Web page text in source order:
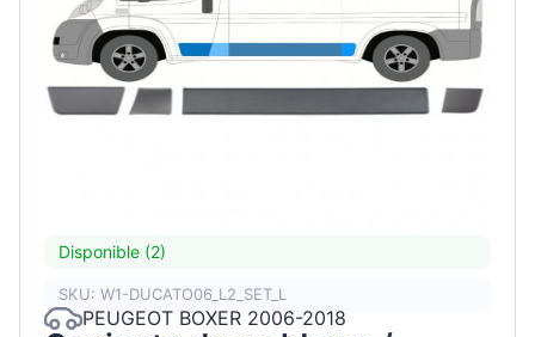
Disponible (2)
SKU: W1-DUCATO06_L2_SET_L
PEUGEOT BOXER 2006-2018